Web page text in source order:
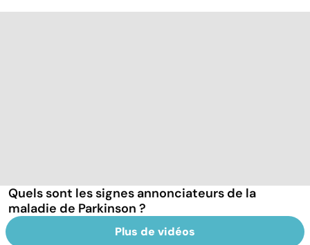
Quels sont les signes annonciateurs de la
maladie de Parkinson ?
Plus de vidéos